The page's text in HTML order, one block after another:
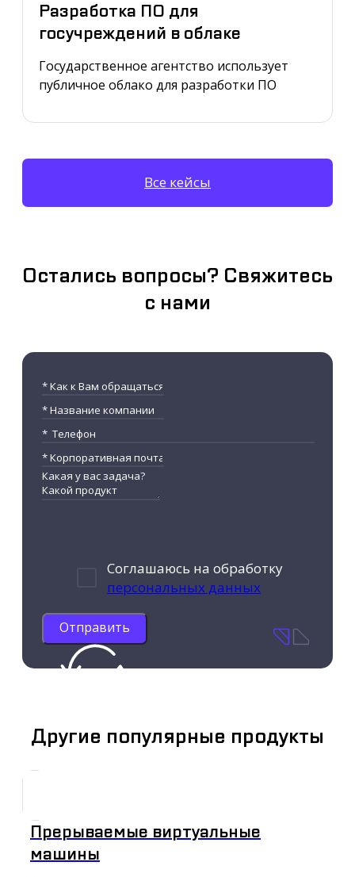
Разработка ПО для
госучреждений в облаке
Государственное агентство использует
публичное облако для разработки ПО
Все кейсы
Остались вопросы? Свяжитесь
с нами
Соглашаюсь на обработку
персональных данных
Отправить
Другие популярные продукты
Прерываемые виртуальные
машины